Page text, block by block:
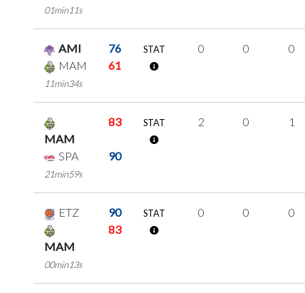
01min11s
AMI
76
MAM
61
11min34s
STAT 0 0 0
MAM
83
SPA 90
21min59s
STAT 2 0 1
ETZ 90
MAM
83
00min13s
STAT 0 0 0